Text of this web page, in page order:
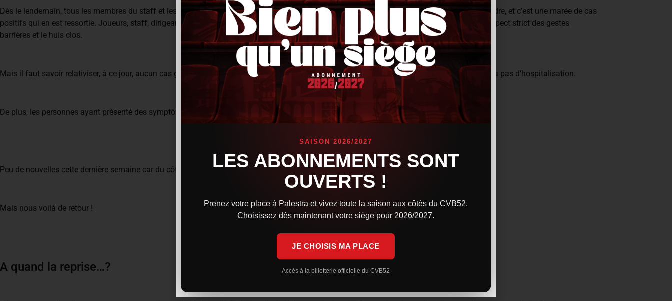
Dès le lendemain, tous les membres du staff et les joueurs se rendaient au laboratoire pour se faire tester. Les résultats ne sont pas fait attendre, et c’est une marée de cas
positifs qui en est ressortie. Joueurs, staff, dirigeants, bénévoles, aucun de ces secteurs n’a été épargné malheureusement, et ce, malgré le respect strict des gestes
barrières et le huis clos.
Mais il faut savoir relativiser, à ce jour, aucun cas grave n’est à déploré, et même si certains présentent plus de symptômes que d’autres, il n’y a pas d’hospitalisation.
De plus, les personnes ayant présenté des symptômes commencent, pour la plupart, à remonter la pente.
Peu de nouvelles cette dernière semaine car du côté de la communication, nous n’avons pas été épargné non plus…
Mais nous voilà de retour !
A quand la reprise…?
SAISON 2026/2027
LES ABONNEMENTS SONT
OUVERTS !
Prenez votre place à Palestra et vivez toute la saison aux côtés du CVB52.
Choisissez dès maintenant votre siège pour 2026/2027.
JE CHOISIS MA PLACE
Accès à la billetterie officielle du CVB52